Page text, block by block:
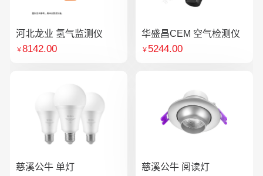
河北龙业 氢气监测仪
￥8142.00
华盛昌CEM 空气检测仪
￥ 5244.00
慈溪公牛 单灯 慈溪公牛 阅读灯